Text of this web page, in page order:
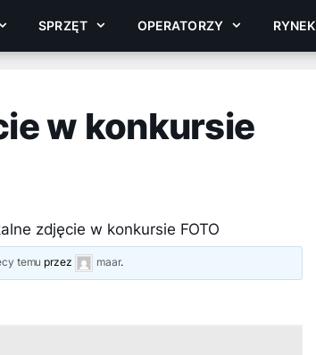
SPRZĘT OPERATORZY RYNEK
w konkursie
zdjęcie w konkursie FOTO
temu przez maar.